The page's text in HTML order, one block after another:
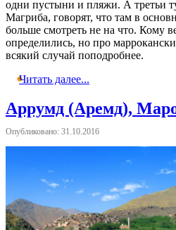
одни пустыни и пляжи. А третьи
Магриба, говорят, что там в
больше смотреть не на что. Кому
определились, но про
всякий случай поподробнее.
Читать далее...
Аррумд (Аремд),
Опубликовано: 31.10.2016